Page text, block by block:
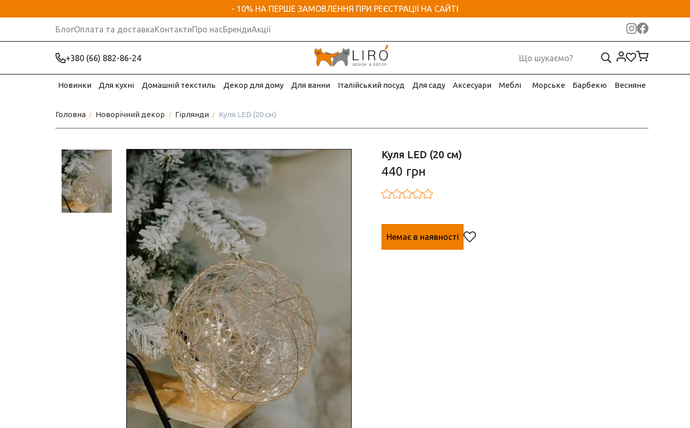
- 10% НА ПЕРШЕ ЗАМОВЛЕННЯ ПРИ РЕЄСТРАЦІЇ НА САЙТІ
БлогОплата та доставкаКонтактиПро насБрендиАкції
+380 (66) 882-86-24
Новинки Для кухні Домашній текстиль Декор для дому Для ванни Італійський посуд Для саду Аксесуари Меблі Морське Барбекю Весняне
Головна Новорічний декор Гірлянди Куля LED (20 см)
Куля LED (20 см)
440 грн
Немає в наявності